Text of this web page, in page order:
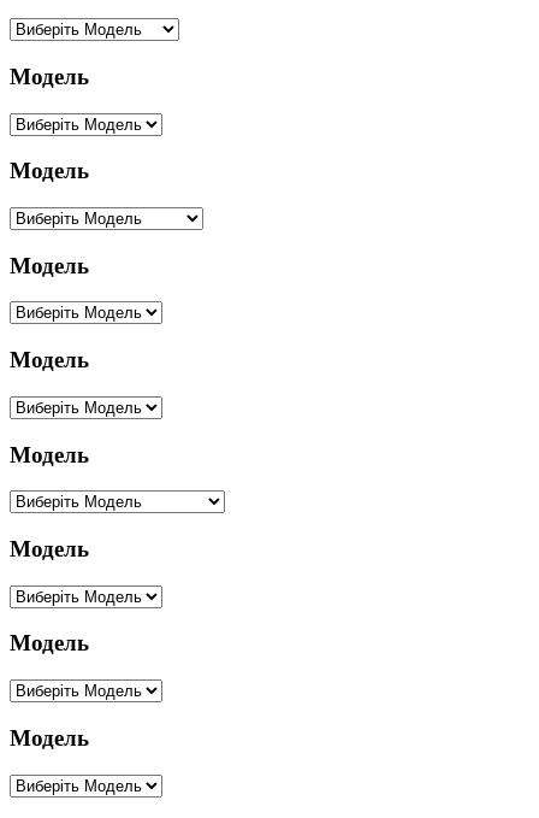
Модель
Модель
Модель
Модель
Модель
Модель
Модель
Модель